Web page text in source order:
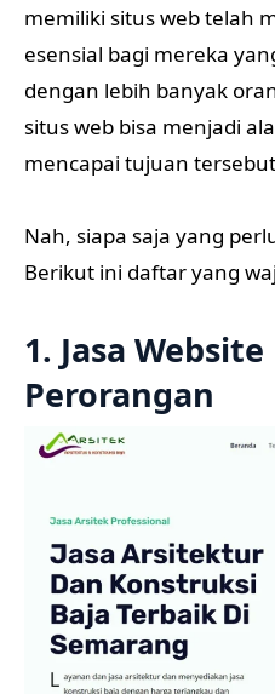
memiliki situs web telah
esensial bagi mereka
dengan lebih banyak
situs web bisa menjadi
mencapai tujuan
Nah, siapa saja yang
Berikut ini daftar yang
1. Jasa
Perorangan